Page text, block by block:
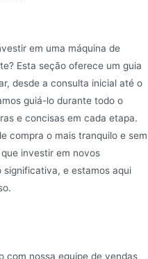
em uma máquina de
Esta seção oferece um guia
desde a consulta inicial até o
guiá-lo durante todo o
e concisas em cada etapa.
compra o mais tranquilo e sem
investir em novos
significativa, e estamos aqui
com nossa equipe de vendas